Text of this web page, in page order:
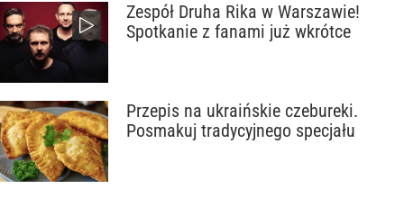
Zespół Druha Rika w Warszawie!
Spotkanie z fanami już wkrótce
Przepis na ukraińskie czebureki.
Posmakuj tradycyjnego specjału